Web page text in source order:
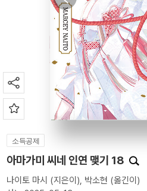
소득공제
아마가미 씨네 인연 맺기 18
나이토 마시 (지은이), 박소현 (옮긴이)